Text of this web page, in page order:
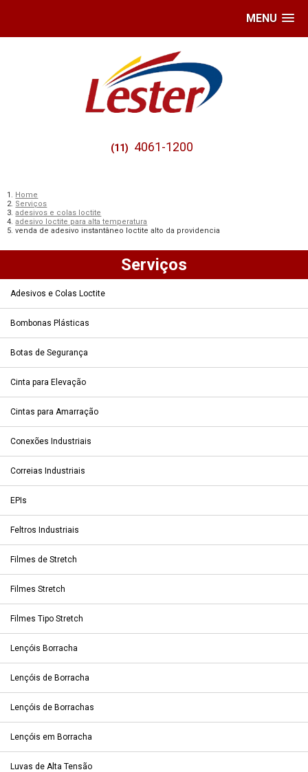
MENU
(11) 4061-1200
Home
Serviços
adesivos e colas loctite
adesivo loctite para alta temperatura
venda de adesivo instantâneo loctite alto da providencia
Serviços
Adesivos e Colas Loctite
Bombonas Plásticas
Botas de Segurança
Cinta para Elevação
Cintas para Amarração
Conexões Industriais
Correias Industriais
EPIs
Feltros Industriais
Filmes de Stretch
Filmes Stretch
Filmes Tipo Stretch
Lençóis Borracha
Lençóis de Borracha
Lençóis de Borrachas
Lençóis em Borracha
Luvas de Alta Tensão